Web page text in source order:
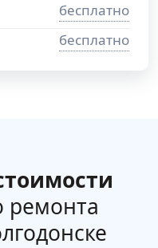
бесплатно
бесплатно
ремонта